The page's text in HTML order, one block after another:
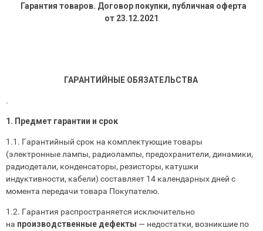
Гарантия товаров. Договор покупки, публичная оферта
от 23.12.2021
ГАРАНТИЙНЫЕ ОБЯЗАТЕЛЬСТВА
.
1. Предмет гарантии и срок
1.1. Гарантийный срок на комплектующие товары
(электронные лампы, радиолампы, предохранители, динамики,
радиодетали, конденсаторы, резисторы, катушки
индуктивности, кабели) составляет 14 календарных дней с
момента передачи товара Покупателю.
1.2. Гарантия распространяется исключительно
на производственные дефекты — недостатки, возникшие по